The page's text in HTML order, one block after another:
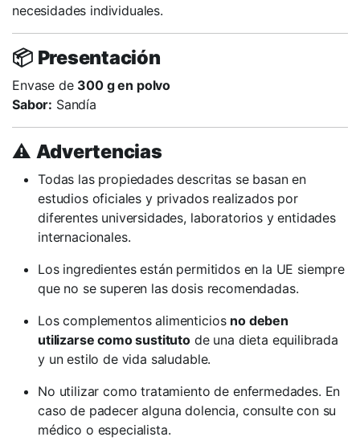
necesidades individuales.
📦 Presentación
Envase de 300 g en polvo
Sabor: Sandía
⚠️ Advertencias
Todas las propiedades descritas se basan en
estudios oficiales y privados realizados por
diferentes universidades, laboratorios y entidades
internacionales.
Los ingredientes están permitidos en la UE siempre
que no se superen las dosis recomendadas.
Los complementos alimenticios no deben
utilizarse como sustituto de una dieta equilibrada
y un estilo de vida saludable.
No utilizar como tratamiento de enfermedades. En
caso de padecer alguna dolencia, consulte con su
médico o especialista.